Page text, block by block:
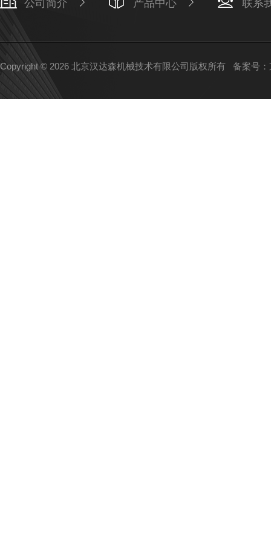
公司简介 产品中心 联系
Copyright © 2026 北京汉达森机械技术有限公司版权所有 备案号：